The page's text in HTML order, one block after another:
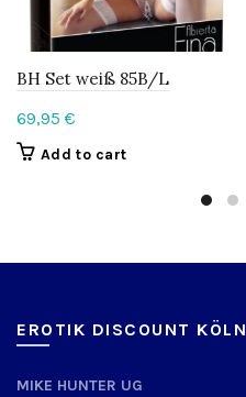
BH Set weiß 85B/L
69,95 €
Add to cart
EROTIK DISCOUNT KÖLN
MIKE HUNTER UG